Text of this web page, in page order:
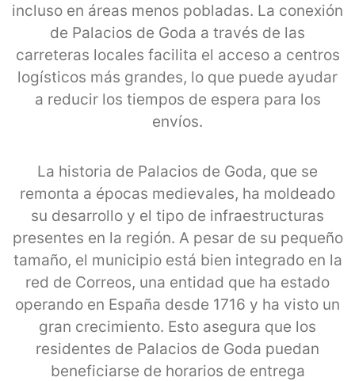
incluso en áreas menos pobladas. La conexión
de Palacios de Goda a través de las
carreteras locales facilita el acceso a centros
logísticos más grandes, lo que puede ayudar
a reducir los tiempos de espera para los
envíos.
La historia de Palacios de Goda, que se
remonta a épocas medievales, ha moldeado
su desarrollo y el tipo de infraestructuras
presentes en la región. A pesar de su pequeño
tamaño, el municipio está bien integrado en la
red de Correos, una entidad que ha estado
operando en España desde 1716 y ha visto un
gran crecimiento. Esto asegura que los
residentes de Palacios de Goda puedan
beneficiarse de horarios de entrega